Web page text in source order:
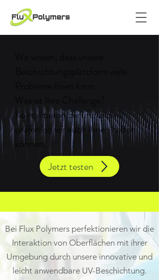
Kontaktieren Sie uns und wir
prüfen ob wir auch Ihnen helfen
können.
Jetzt testen
Bei Flux Polymers perfektionieren wir die
Interaktion von Oberflächen mit ihrer
Umgebung durch unsere innovative und
leicht anwendbare UV-Beschichtung.